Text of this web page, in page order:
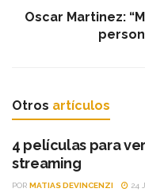
Oscar Martinez:
Otros artículos
4 películas para
streaming
POR MATIAS DEVINCENZI 24